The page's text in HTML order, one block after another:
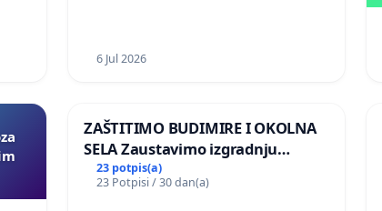
6 Jul 2026
ZAŠTITIMO BUDIMIRE I OKOLNA
SELA Zaustavimo izgradnju
Sunčane elektrane Vedrine na
području Ugljana
23 potpis(a)
23 Potpisi / 30 dan(a)